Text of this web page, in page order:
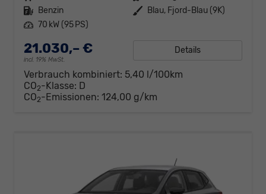
Kraftstoff Benzin Außenfarbe Blau, Fjord-Blau (9K)
Leistung 70 kW (95 PS)
21.030,– €
incl. 19% MwSt.
Details
Verbrauch kombiniert: 5,40 l/100km
CO2-Klasse: D
CO2-Emissionen: 124,00 g/km